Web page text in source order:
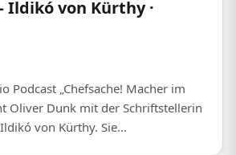
Ildikó von Kürthy ·
Podcast „Chefsache! Macher im
Oliver Dunk mit der Schriftstellerin
von Kürthy. Sie...